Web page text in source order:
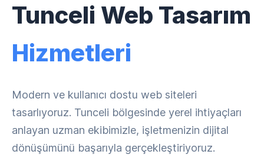
Tunceli Web Tasarım
Hizmetleri
Modern ve kullanıcı dostu web siteleri
tasarlıyoruz. Tunceli bölgesinde yerel ihtiyaçları
anlayan uzman ekibimizle, işletmenizin dijital
dönüşümünü başarıyla gerçekleştiriyoruz.